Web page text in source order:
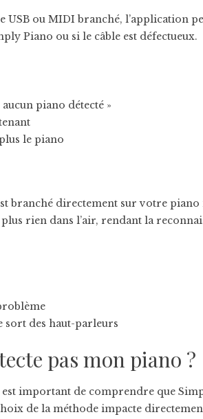
USB ou MIDI branché, l’application
Piano ou si le câble est défectueux.
piano détecté »
le piano
branché directement sur votre
rien dans l’air, rendant la
sort des haut-parleurs
pas mon piano ?
important de comprendre que
de la méthode impacte